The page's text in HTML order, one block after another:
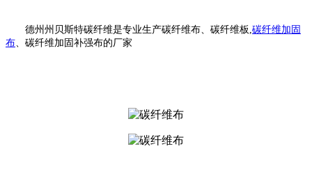
德州州贝斯特碳纤维是专业生产碳纤维布、碳纤维板 碳纤维加固
布 、碳纤维加固补强布的厂家